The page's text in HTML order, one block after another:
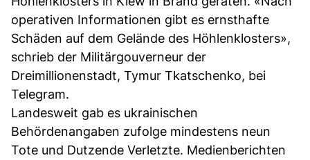
operativen Informationen gibt es ernsthafte
Schäden auf dem Gelände des Höhlenklosters»,
schrieb der Militärgouverneur der
Dreimillionenstadt, Tymur Tkatschenko, bei
Telegram.
Landesweit gab es ukrainischen
Behördenangaben zufolge mindestens neun
Tote und Dutzende Verletzte. Medienberichten